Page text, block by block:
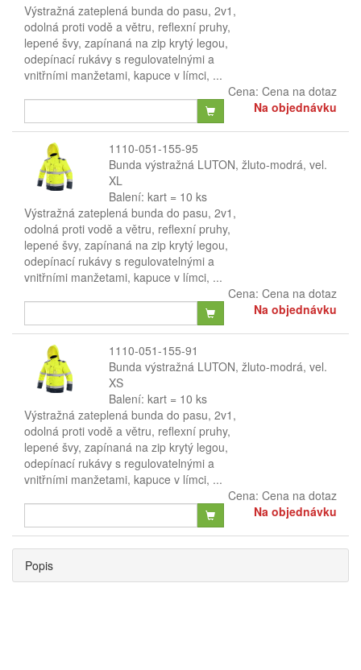
Výstražná zateplená bunda do pasu, 2v1,
odolná proti vodě a větru, reflexní pruhy,
lepené švy, zapínaná na zip krytý legou,
odepínací rukávy s regulovatelnými a
vnitřními manžetami, kapuce v límci, ...
Cena: Cena na dotaz
Na objednávku
1110-051-155-95
Bunda výstražná LUTON, žluto-modrá, vel.
XL
Balení: kart = 10 ks
Výstražná zateplená bunda do pasu, 2v1,
odolná proti vodě a větru, reflexní pruhy,
lepené švy, zapínaná na zip krytý legou,
odepínací rukávy s regulovatelnými a
vnitřními manžetami, kapuce v límci, ...
Cena: Cena na dotaz
Na objednávku
1110-051-155-91
Bunda výstražná LUTON, žluto-modrá, vel.
XS
Balení: kart = 10 ks
Výstražná zateplená bunda do pasu, 2v1,
odolná proti vodě a větru, reflexní pruhy,
lepené švy, zapínaná na zip krytý legou,
odepínací rukávy s regulovatelnými a
vnitřními manžetami, kapuce v límci, ...
Cena: Cena na dotaz
Na objednávku
Popis